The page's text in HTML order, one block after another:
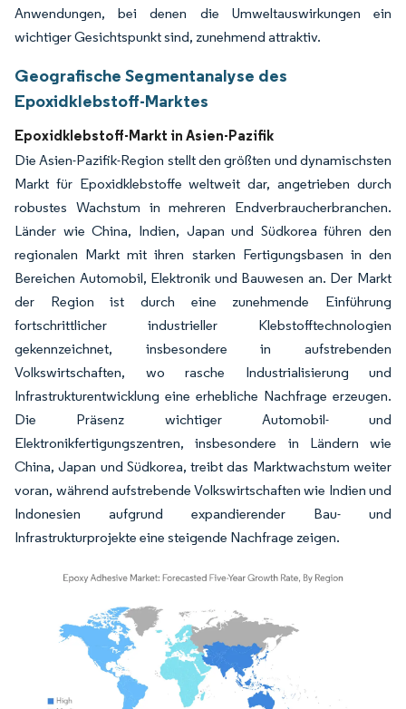
Anwendungen, bei denen die Umweltauswirkungen ein
wichtiger Gesichtspunkt sind, zunehmend attraktiv.
Geografische Segmentanalyse des
Epoxidklebstoff-Marktes
Epoxidklebstoff-Markt in Asien-Pazifik
Die Asien-Pazifik-Region stellt den größten und dynamischsten
Markt für Epoxidklebstoffe weltweit dar, angetrieben durch
robustes Wachstum in mehreren Endverbraucherbranchen.
Länder wie China, Indien, Japan und Südkorea führen den
regionalen Markt mit ihren starken Fertigungsbasen in den
Bereichen Automobil, Elektronik und Bauwesen an. Der Markt
der Region ist durch eine zunehmende Einführung
fortschrittlicher industrieller Klebstofftechnologien
gekennzeichnet, insbesondere in aufstrebenden
Volkswirtschaften, wo rasche Industrialisierung und
Infrastrukturentwicklung eine erhebliche Nachfrage erzeugen.
Die Präsenz wichtiger Automobil- und
Elektronikfertigungszentren, insbesondere in Ländern wie
China, Japan und Südkorea, treibt das Marktwachstum weiter
voran, während aufstrebende Volkswirtschaften wie Indien und
Indonesien aufgrund expandierender Bau- und
Infrastrukturprojekte eine steigende Nachfrage zeigen.